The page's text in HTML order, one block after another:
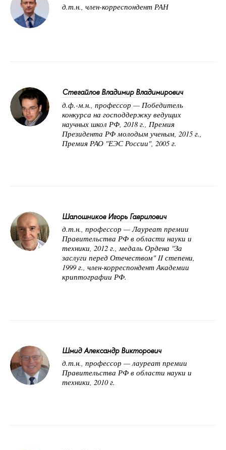
д.т.н., член-корреспондент РАН
Стегайлов Владимир Владимирович
д.ф.-м.н., профессор — Победитель
конкурса на господдержку ведущих
научных школ РФ, 2018 г., Премия
Президента РФ молодым ученым, 2015 г.,
Премия РАО "ЕЭС России", 2005 г.
Шапошников Игорь Гаврилович
д.т.н., профессор — Лауреат премии
Правительства РФ в области науки и
техники, 2012 г., медаль Ордена "За
заслуги перед Отечеством" II степени,
1999 г., член-корреспондент Академии
криптографии РФ.
Шмид Александр Викторович
д.т.н., профессор — лауреат премии
Правительства РФ в области науки и
техники, 2010 г.